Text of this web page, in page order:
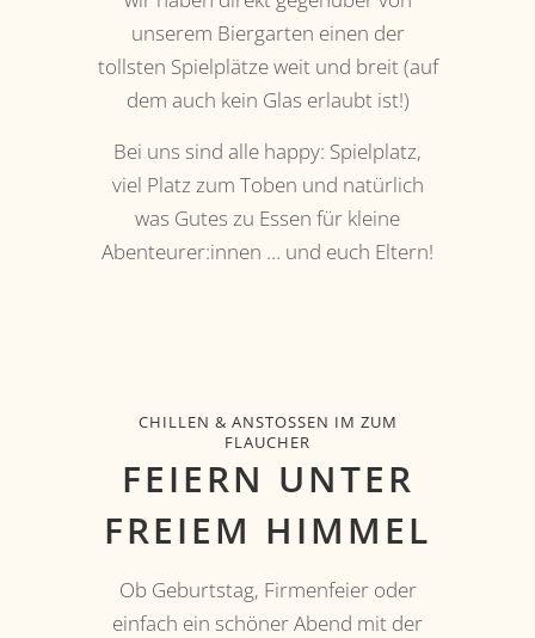
unserem Biergarten einen der
tollsten Spielplätze weit und breit (auf
dem auch kein Glas erlaubt ist!)
Bei uns sind alle happy: Spielplatz,
viel Platz zum Toben und natürlich
was Gutes zu Essen für kleine
Abenteurer:innen … und euch Eltern!
CHILLEN & ANSTOSSEN IM ZUM F
LAUCHER
FEIERN UNTER
FREIEM HIMMEL
Ob Geburtstag, Firmenfeier oder
einfach ein schöner Abend mit der